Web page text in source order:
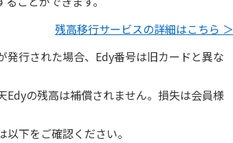
残高移行サービスの詳細はこちら ＞
行された場合、Edy番号は旧カードと異な
の残高は補償されません。損失は会員様
下をご確認ください。